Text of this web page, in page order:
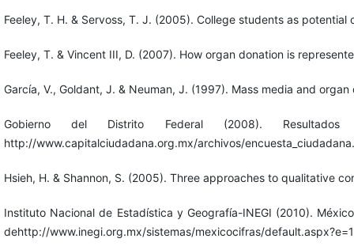
Feeley, T. H. & Servoss, T. J. (2005). College students as
Feeley, T. & Vincent III, D. (2007). How organ donation is
García, V., Goldant, J. & Neuman, J. (1997). Mass media and
Gobierno del Distrito Federal (2008).
http://www.capitalciudadana.org.mx/archivos/
Hsieh, H. & Shannon, S. (2005). Three approaches to qualitative
Instituto Nacional de Estadística y Geografía-INEGI (2010).
dehttp://www.inegi.org.mx/sistemas/mexicocifras/